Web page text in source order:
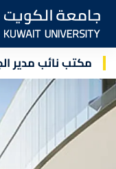
مكتب نائب مدير